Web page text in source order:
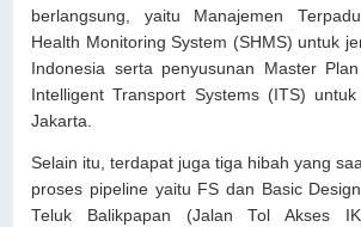
berlangsung, yaitu Manajemen
Health Monitoring System (SHMS) untuk
Indonesia serta penyusunan Master
Intelligent Transport Systems (ITS)
Jakarta.
Selain itu, terdapat juga tiga hibah yang
proses pipeline yaitu FS dan Basic
Teluk Balikpapan (Jalan Tol Akses